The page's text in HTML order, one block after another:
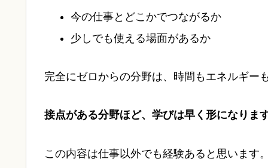
今の仕事とどこかでつながるか
少しでも使える場面があるか
完全にゼロからの分野は、時間もエネルギー
接点がある分野ほど、学びは早く形になります
この内容は仕事以外でも経験あると思います。